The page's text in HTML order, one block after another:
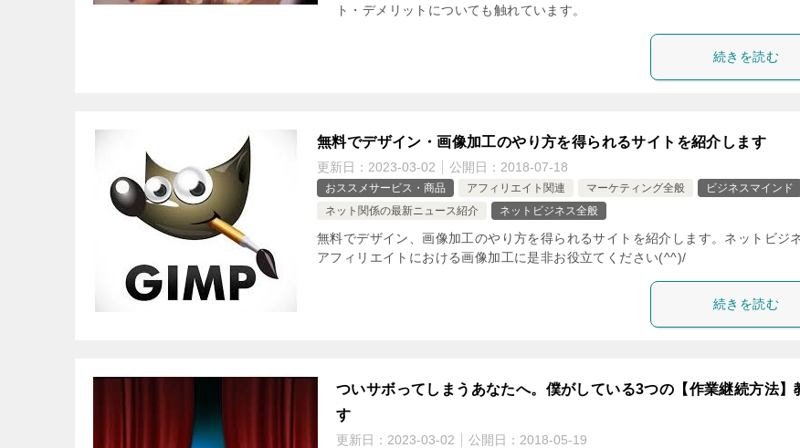
ト・デメリットについても触れています。
続きを読む
無料でデザイン・画像加工のやり方を得られるサイトを紹介します
更新日： 2023-03-02 公開日： 2018-07-18
おススメサービス・商品 アフィリエイト関連 マーケティング全般
ビジネスマインド
ネット関係の最新ニュース紹介
ネットビジネス全般
無料でデザイン、画像加工のやり方を得られるサイトを紹介します。ネットビジ
アフィリエイトにおける画像加工に是非お役立てください(^^)/
続きを読む
ついサボってしまうあなたへ。僕がしている3つの【作業継続方法】
す
更新日： 2023-03-02 公開日： 2018-05-19